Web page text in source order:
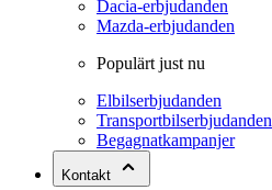
Dacia-erbjudanden
Mazda-erbjudanden
Populärt just nu
Elbilserbjudanden
Transportbilserbjudanden
Begagnatkampanjer
Kontakt